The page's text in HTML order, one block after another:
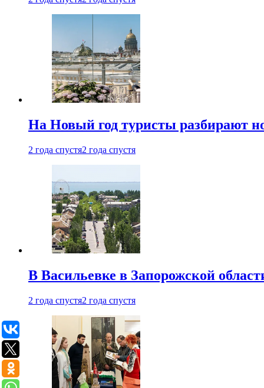
На Новый год туристы разбирают
2 года спустя2 года спустя
В Васильевке в Запорожской
2 года спустя2 года спустя